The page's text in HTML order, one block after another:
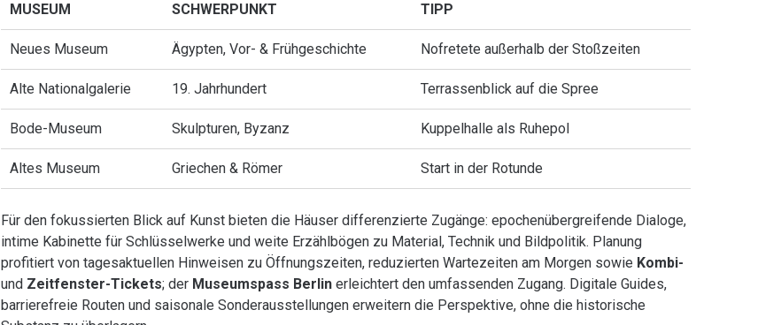
MUSEUM SCHWERPUNKT TIPP
Neues Museum Ägypten, Vor- & Frühgeschichte Nofretete außerhalb der Stoßzeiten
Alte Nationalgalerie 19. Jahrhundert Terrassenblick auf die Spree
Bode-Museum Skulpturen, Byzanz Kuppelhalle als Ruhepol
Altes Museum Griechen & Römer Start in der Rotunde
Für den fokussierten Blick auf Kunst bieten die Häuser differenzierte Zugänge: epochenübergreifende Dialoge,
intime Kabinette für Schlüsselwerke und weite Erzählbögen zu Material, Technik und Bildpolitik. Planung
profitiert von tagesaktuellen Hinweisen zu Öffnungszeiten, reduzierten Wartezeiten am Morgen sowie Kombi-
und Zeitfenster-Tickets; der Museumspass Berlin erleichtert den umfassenden Zugang. Digitale Guides,
barrierefreie Routen und saisonale Sonderausstellungen erweitern die Perspektive, ohne die historische